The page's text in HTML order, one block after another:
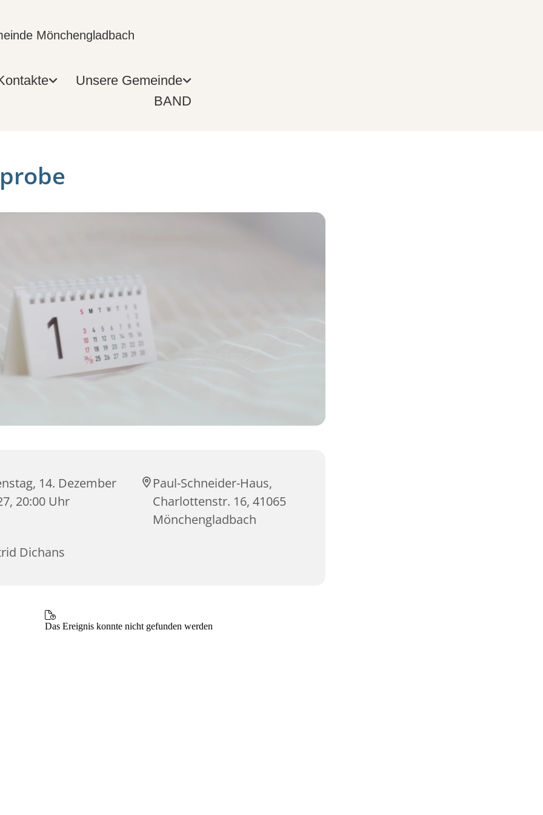
Mönchengladbach
Unsere Gemeinde
BAND
14. Dezember
20:00 Uhr
Paul-Schneider-Haus,
Charlottenstr. 16, 41065
Mönchengladbach
Dichans